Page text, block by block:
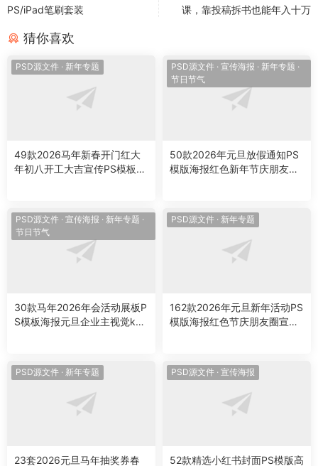
PS/iPad笔刷套装
课，靠投稿拆书也能年入十万
猜你喜欢
PSD源文件 · 新年专题
49款2026马年新春开门红大
年初八开工大吉宣传PS模板海
PSD源文件 · 宣传海报 · 新年专题 ·
节日节气
50款2026年元旦放假通知PS
模版海报红色新年节庆朋友圈
PSD源文件 · 宣传海报 · 新年专题 ·
节日节气
30款马年2026年会活动展板P
S模板海报元旦企业主视觉kv
PSD源文件 · 新年专题
162款2026年元旦新年活动PS
模版海报红色节庆朋友圈宣传
PSD源文件 · 新年专题
23套2026元旦马年抽奖券春
PSD源文件 · 宣传海报
52款精选小红书封面PS模版高